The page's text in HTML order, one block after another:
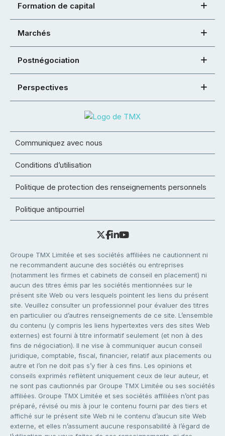
Formation de capital
Marchés
Postnégociation
Perspectives
Communiquez avec nous
Conditions d’utilisation
Politique de protection des renseignements personnels
Politique antipourriel
Groupe TMX Limitée et ses sociétés affiliées ne cautionnent ni
ne recommandent aucune des sociétés ou entreprises
(notamment les firmes et cabinets de conseil en placement) ni
aucun des titres émis par les sociétés mentionnées sur le
présent site Web ou vers lesquels pointent les liens du présent
site. Veuillez consulter un professionnel pour évaluer des titres
en particulier ou d’autres renseignements de ce site. L’ensemble
du contenu (y compris les liens hypertextes vers des sites Web
externes) est fourni à titre informatif seulement (et non à des
fins de négociation). Il ne vise à communiquer aucun conseil
juridique, comptable, fiscal, financier, relatif aux placements ou
autre et l’on ne doit pas s’y fier à ces fins. Les opinions et
conseils exprimés reflètent uniquement ceux de leur auteur, et
ne sont pas cautionnés par Groupe TMX Limitée ou ses sociétés
affiliées. Groupe TMX Limitée et ses sociétés affiliées n’ont pas
préparé, révisé ou mis à jour le contenu fourni par des tiers et
affiché sur le présent site Web ni le contenu d’aucun site Web
externe, et elles n’assument aucune responsabilité à l’égard de